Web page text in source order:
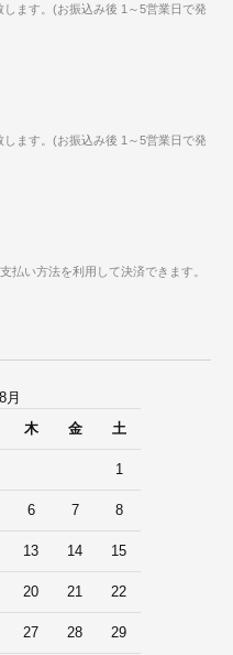
ます。(お振込み後 1～5営業日で発
ます。(お振込み後 1～5営業日で発
払い方法を利用して決済できます。
月
木 金 土
1
6 7 8
13 14 15
20 21 22
27 28 29